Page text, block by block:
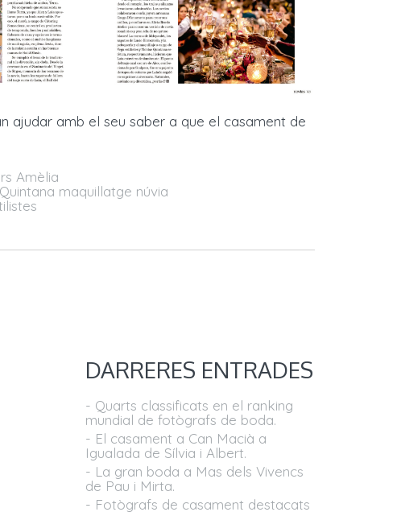
ajudar amb el seu saber a que el casament de
Amèlia
maquillatge núvia
DARRERES ENTRADES
- Quarts classificats en el ranking
mundial de fotògrafs de boda.
- El casament a Can Macià a
Igualada de Sílvia i Albert.
- La gran boda a Mas dels Vivencs
de Pau i Mirta.
- Fotògrafs de casament destacats